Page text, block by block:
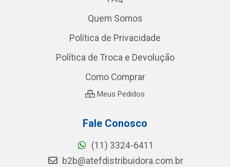
Quem Somos
Política de Privacidade
Política de Troca e Devolução
Como Comprar
Meus Pedidos
Fale Conosco
(11) 3324-6411
b2b@atefdistribuidora.com.br